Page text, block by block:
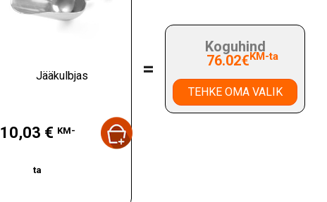
Jääkulbjas
10,03 € KM-
ta
=
Koguhind
76.02€KM-ta
TEHKE OMA VALIK